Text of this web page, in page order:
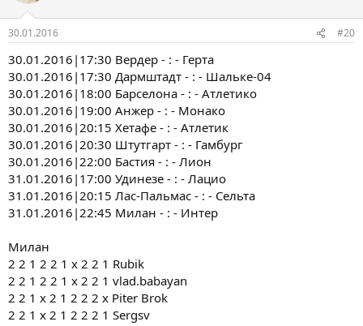
30.01.2016 #20
30.01.2016|17:30 Вердер - : - Герта
30.01.2016|17:30 Дармштадт - : - Шальке-04
30.01.2016|18:00 Барселона - : - Атлетико
30.01.2016|19:00 Анжер - : - Монако
30.01.2016|20:15 Хетафе - : - Атлетик
30.01.2016|20:30 Штутгарт - : - Гамбург
30.01.2016|22:00 Бастия - : - Лион
31.01.2016|17:00 Удинезе - : - Лацио
31.01.2016|20:15 Лас-Пальмас - : - Сельта
31.01.2016|22:45 Милан - : - Интер
Милан
2 2 1 2 2 1 х 2 2 1 Rubik
2 2 1 2 2 1 х 2 2 1 vlad.babayan
2 2 1 х 2 1 2 2 2 х Piter Brok
2 2 1 х 2 1 2 2 2 1 Sergsv